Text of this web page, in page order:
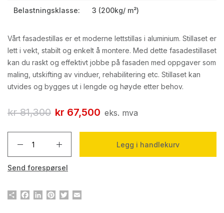
Belastningsklasse: 3 (200kg/ m²)
Vårt fasadestillas er et moderne lettstillas i aluminium. Stillaset er
lett i vekt, stabilt og enkelt å montere. Med dette fasadestillaset
kan du raskt og effektivt jobbe på fasaden med oppgaver som
maling, utskifting av vinduer, rehabilitering etc. Stillaset kan
utvides og bygges ut i lengde og høyde etter behov.
kr81,300 kr 67,500 eks. mva
Legg i handlekurv
Send forespørsel
Del Facebook
LinkedInPinterestTwitter